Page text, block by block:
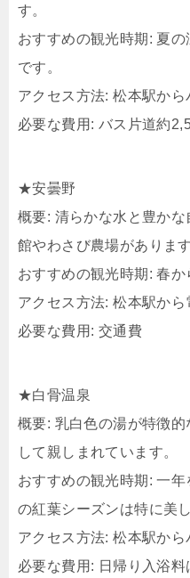
す。​
おすすめの観光時期: 夏
です。​
アクセス方法: 松本駅から
必要な費用: バス片道約
★安曇野
概要: 清らかな水と豊か
館やわさび農場があります
おすすめの観光時期: 春か
アクセス方法: 松本駅から
必要な費用: 交通費
★白骨温泉
概要: 乳白色の湯が特徴
して親しまれています。
おすすめの観光時期: 一
の紅葉シーズンは特に美
アクセス方法: 松本駅から
必要な費用: 日帰り入浴料